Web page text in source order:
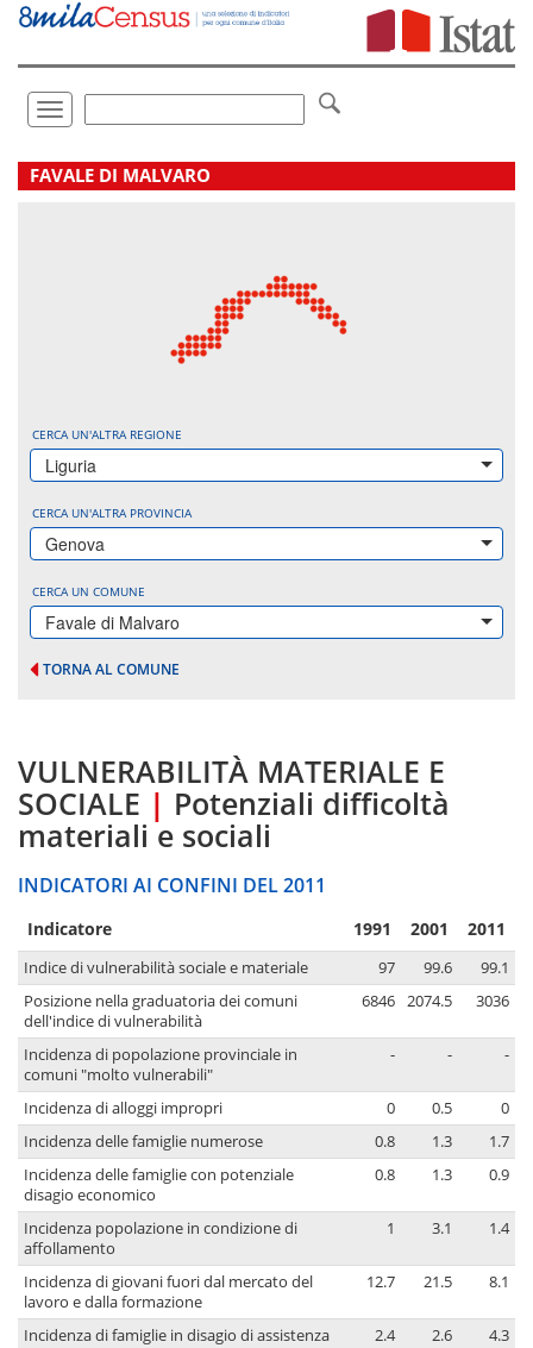
Vai
direttamente
Toggle
navigation
.
FAVALE DI MALVARO
CERCA UN'ALTRA REGIONE
Liguria
CERCA UN'ALTRA PROVINCIA
Genova
CERCA UN COMUNE
Favale di Malvaro
TORNA AL COMUNE
VULNERABILITÀ MATERIALE E
SOCIALE | Potenziali difficoltà
materiali e sociali
INDICATORI AI CONFINI DEL 2011
Indicatore 1991 2001 2011
Indice di vulnerabilità sociale e materiale 97 99.6
99.1
Posizione nella graduatoria dei comuni
dell'indice di vulnerabilità
6846 2074.5 3036
Incidenza di popolazione provinciale in
comuni "molto vulnerabili"
- - -
Incidenza di alloggi impropri 0 0.5
0
Incidenza delle famiglie numerose
0.8 1.3
1.7
Incidenza delle famiglie con potenziale
disagio economico
0.8 1.3 0.9
Incidenza popolazione in condizione di
affollamento
1 3.1 1.4
Incidenza di giovani fuori dal mercato del
lavoro e dalla formazione
12.7 21.5 8.1
Incidenza di famiglie in disagio di assistenza 2.4 2.6 4.3